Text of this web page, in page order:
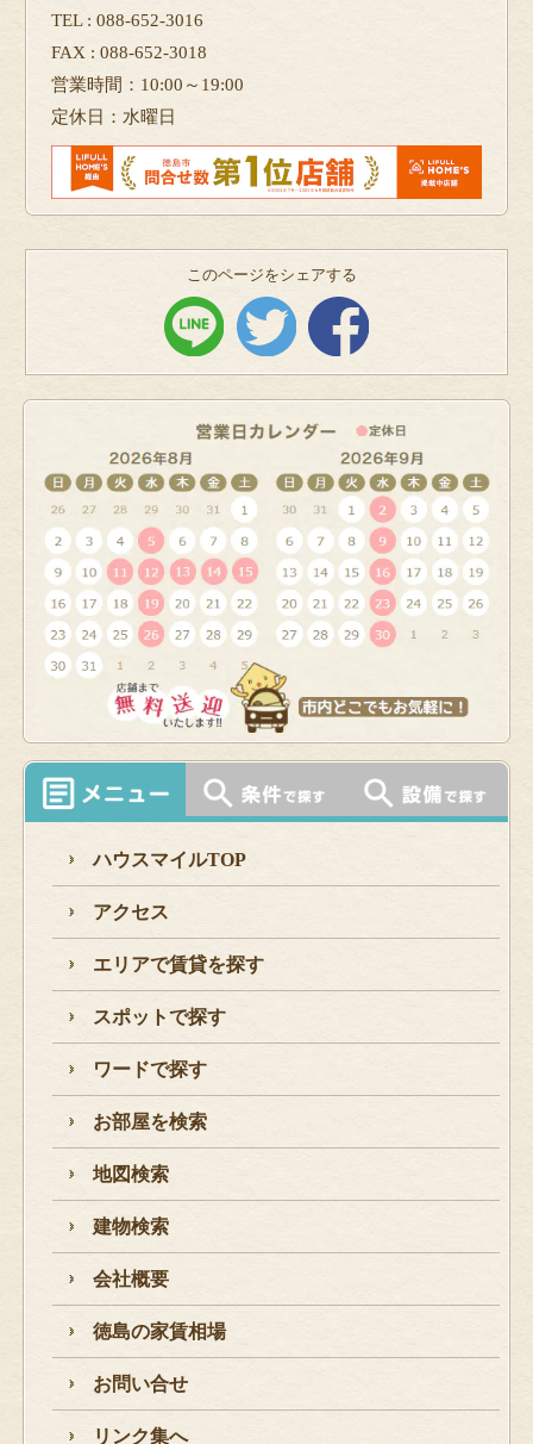
TEL : 088-652-3016
FAX : 088-652-3018
営業時間：10:00～19:00
定休日：水曜日
このページをシェアする
ハウスマイルTOP
アクセス
エリアで賃貸を探す
スポットで探す
ワードで探す
お部屋を検索
地図検索
建物検索
会社概要
徳島の家賃相場
お問い合せ
リンク集へ